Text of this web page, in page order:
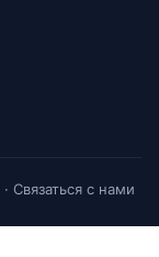
· Связаться с нами